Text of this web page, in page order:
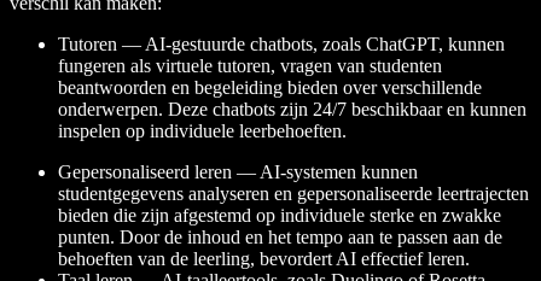
Tutoren — AI-gestuurde chatbots, zoals ChatGPT, kunnen
fungeren als virtuele tutoren, vragen van studenten
beantwoorden en begeleiding bieden over verschillende
onderwerpen. Deze chatbots zijn 24/7 beschikbaar en kunnen
inspelen op individuele leerbehoeften.
Gepersonaliseerd leren — AI-systemen kunnen
studentgegevens analyseren en gepersonaliseerde leertrajecten
bieden die zijn afgestemd op individuele sterke en zwakke
punten. Door de inhoud en het tempo aan te passen aan de
behoeften van de leerling, bevordert AI effectief leren.